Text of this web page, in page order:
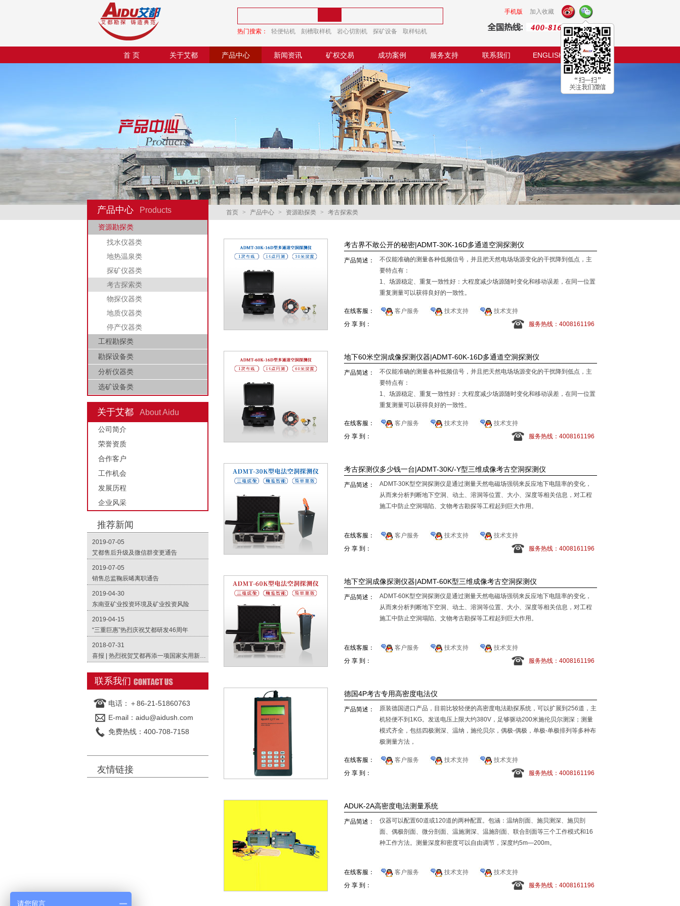
热门搜索： 轻便钻机 刻槽取样机 岩心切割机 探矿设备
取样钻机
探矿钻机
手机版 加入收藏
首 页 关于艾都 产品中心 新闻资讯 矿权交易 成功案例 服务支持 联系我们 ENGLISH
产品中心 Products
资源勘探类
找水仪器类
地热温泉类
探矿仪器类
考古探索类
物探仪器类
地质仪器类
停产仪器类
工程勘探类
勘探设备类
分析仪器类
选矿设备类
关于艾都 About Aidu
公司简介
荣誉资质
合作客户
工作机会
发展历程
企业风采
推荐新闻
2019-07-05
艾都售后升级及微信群变更通告
2019-07-05
销售总监鞠辰晞离职通告
2019-04-30
东南亚矿业投资环境及矿业投资风险
2019-04-15
“三重巨惠”热烈庆祝艾都研发46周年
2018-07-31
喜报 | 热烈祝贺艾都再添一项国家实用新型专利
联系我们
电话：＋86-21-51860763
E-mail：aidu@aidush.com
免费热线：400-708-7158
友情链接
首页 > 产品中心 > 资源勘探类 > 考古探索类
考古界不敢公开的秘密|ADMT-30K-16D多通道空洞探测仪
产品简述：
不仅能准确的测量各种低频信号，并且把天然电场场源变化的干扰降到低点，主
要特点有：
1、场源稳定、重复一致性好：大程度减少场源随时变化和移动误差，在同一位置
重复测量可以获得良好的一致性。
在线客服：
客户服务 技术支持
技术支持
分 享 到：
服务热线：4008161196
地下60米空洞成像探测仪器|ADMT-60K-16D多通道空洞探测仪
产品简述：
不仅能准确的测量各种低频信号，并且把天然电场场源变化的干扰降到低点，主
要特点有：
1、场源稳定、重复一致性好：大程度减少场源随时变化和移动误差，在同一位置
重复测量可以获得良好的一致性。
在线客服：
客户服务 技术支持
技术支持
分 享 到：
服务热线：4008161196
考古探测仪多少钱一台|ADMT-30K/-Y型三维成像考古空洞探测仪
产品简述：
ADMT-30K型空洞探测仪是通过测量天然电磁场强弱来反应地下电阻率的变化，
从而来分析判断地下空洞、动土、溶洞等位置、大小、深度等相关信息，对工程
施工中防止空洞塌陷、文物考古勘探等工程起到巨大作用。
在线客服： 客户服务 技术支持
技术支持
分 享 到：
服务热线：4008161196
地下空洞成像探测仪器|ADMT-60K型三维成像考古空洞探测仪
产品简述：
ADMT-60K型空洞探测仪是通过测量天然电磁场强弱来反应地下电阻率的变化，
从而来分析判断地下空洞、动土、溶洞等位置、大小、深度等相关信息，对工程
施工中防止空洞塌陷、文物考古勘探等工程起到巨大作用。
在线客服： 客户服务 技术支持
技术支持
分 享 到：
服务热线：4008161196
德国4P考古专用高密度电法仪
产品简述：
原装德国进口产品，目前比较轻便的高密度电法勘探系统，可以扩展到256道，主
机轻便不到1KG。发送电压上限大约380V，足够驱动200米施伦贝尔测深；测量
模式齐全，包括四极测深、温纳，施伦贝尔，偶极-偶极，单极-单极排列等多种布
极测量方法，
4.可以测量自然电位、极化率（激电测量）、视电阻率等相关参数
6.数据存储容量大: >16000个数据
在线客服： 客户服务 技术支持
技术支持
分 享 到：
服务热线：4008161196
ADUK-2A高密度电法测量系统
产品简述：
仪器可以配置60道或120道的两种配置。包涵：温纳剖面、施贝测深、施贝剖
面、偶极剖面、微分剖面、温施测深、温施剖面、联合剖面等三个工作模式和16
种工作方法。测量深度和密度可以自由调节，深度约5m—200m。
在线客服： 客户服务 技术支持
技术支持
分 享 到：
服务热线：4008161196
请您留言